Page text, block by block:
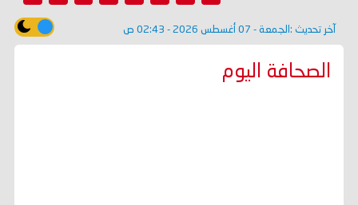
آخر تحديث : الجمعة - 07 أغسطس 2026 - 02:43 ص
الصحافة اليوم